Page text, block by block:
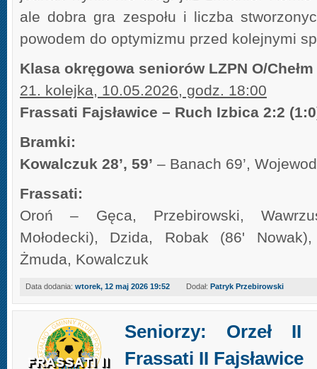
ale dobra gra zespołu i liczba
powodem do optymizmu przed kolejnymi
Klasa okręgowa seniorów LZPN O/Chełm
21. kolejka, 10.05.2026, godz. 18:00
Frassati Fajsławice – Ruch Izbica 2:2
Bramki:
Kowalczuk 28’, 59’ – Banach 69’,
Frassati:
Oroń – Gęca, Przebirowski,
Mołodecki), Dzida, Robak (86'
Żmuda, Kowalczuk
Data dodania: wtorek, 12 maj 2026 19:52 Dodał: Patryk Przebirowski
Seniorzy: Orzeł II
Frassati II Fajsławice